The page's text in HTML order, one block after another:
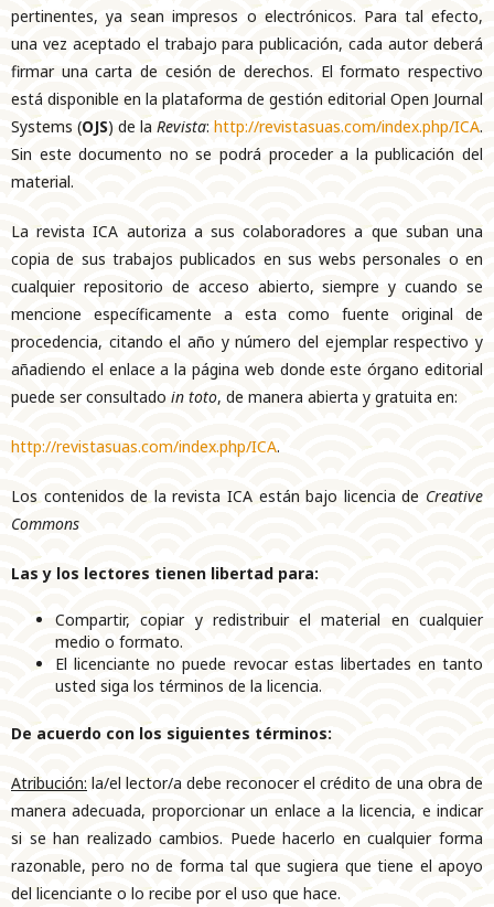
pertinentes, ya sean impresos o electrónicos. Para tal efecto,
una vez aceptado el trabajo para publicación, cada autor deberá
firmar una carta de cesión de derechos. El formato respectivo
está disponible en la plataforma de gestión editorial Open Journal
Systems (OJS) de la Revista: http://revistasuas.com/index.php/ICA.
Sin este documento no se podrá proceder a la publicación del
material.
La revista ICA autoriza a sus colaboradores a que suban una
copia de sus trabajos publicados en sus webs personales o en
cualquier repositorio de acceso abierto, siempre y cuando se
mencione específicamente a esta como fuente original de
procedencia, citando el año y número del ejemplar respectivo y
añadiendo el enlace a la página web donde este órgano editorial
puede ser consultado in toto, de manera abierta y gratuita en:
http://revistasuas.com/index.php/ICA.
Los contenidos de la revista ICA están bajo licencia de Creative
Commons
Las y los lectores tienen libertad para:
Compartir, copiar y redistribuir el material en cualquier
medio o formato.
El licenciante no puede revocar estas libertades en tanto
usted siga los términos de la licencia.
De acuerdo con los siguientes términos:
Atribución: la/el lector/a debe reconocer el crédito de una obra de
manera adecuada, proporcionar un enlace a la licencia, e indicar
si se han realizado cambios. Puede hacerlo en cualquier forma
razonable, pero no de forma tal que sugiera que tiene el apoyo
del licenciante o lo recibe por el uso que hace.